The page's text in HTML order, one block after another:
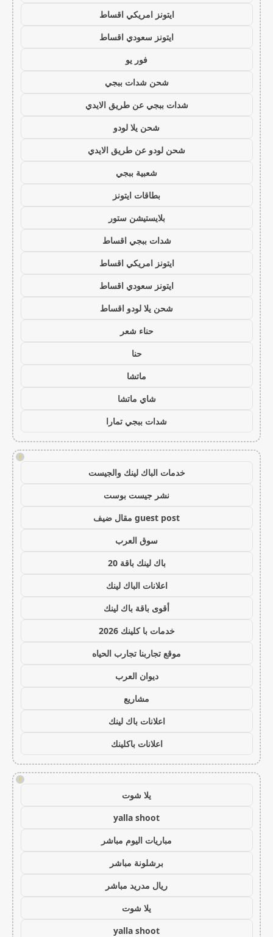
ايتونز امريكي اقساط
ايتونز سعودي اقساط
فور يو
شحن شدات ببجي
شدات ببجي عن طريق الايدي
شحن يلا لودو
شحن لودو عن طريق الايدي
شعبية ببجي
بطاقات ايتونز
بلايستيشن ستور
شدات ببجي اقساط
ايتونز امريكي اقساط
ايتونز سعودي اقساط
شحن يلا لودو اقساط
حناء شعر
حنا
ماتشا
شاي ماتشا
شدات ببجي تمارا
!
خدمات الباك لينك والجيست
نشر جيست بوست
guest post مقال ضيف
سوق العرب
باك لينك باقة 20
اعلانات الباك لينك
أقوى باقة باك لينك
خدمات با كلينك 2026
موقع تجاربنا تجارب الحياه
ديوان العرب
مشاريع
اعلانات باك لينك
اعلانات باكلينك
!
يلا شوت
yalla shoot
مباريات اليوم مباشر
برشلونة مباشر
ريال مدريد مباشر
يلا شوت
yalla shoot